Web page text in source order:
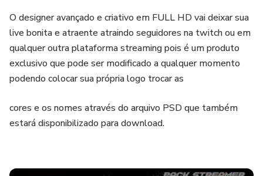
O designer avançado e criativo em FULL HD vai deixar sua
live bonita e atraente atraindo seguidores na twitch ou em
qualquer outra plataforma streaming pois é um produto
exclusivo que pode ser modificado a qualquer momento
podendo colocar sua própria logo trocar as
cores e os nomes através do arquivo PSD que também
estará disponibilizado para download.